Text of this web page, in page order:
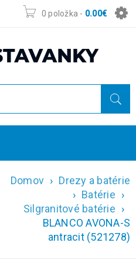
0 položka - 0.00€
Domov › Drezy a batérie
› Batérie ›
Silgranitové batérie ›
BLANCO AVONA-S
antracit (521278)